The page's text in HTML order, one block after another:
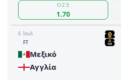
O2.5
1.70
6 Ιουλ
FΤ
Μεξικό
Αγγλία